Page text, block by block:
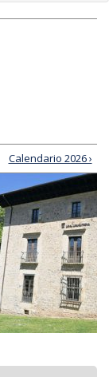
Calendario 2026 ›